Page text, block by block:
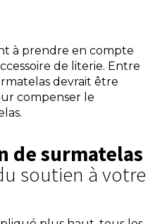
à prendre en compte
de literie. Entre
devrait être
compenser le
de surmatelas
soutien à votre